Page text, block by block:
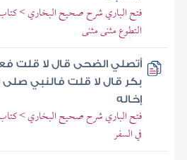
فتح الباري شرح صحيح البخاري >
التطوع مثنى مثنى
أتصلي الضحى قال لا قلت
بكر قال لا قلت فالنبي صلى
إخاله
فتح الباري شرح صحيح البخاري >
في السفر